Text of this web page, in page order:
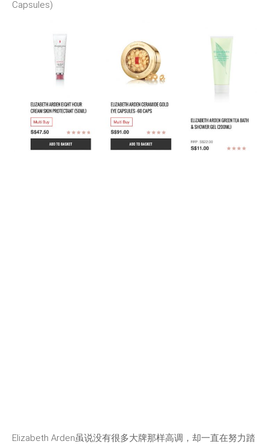
Capsules)
Elizabeth Arden虽说没有很多大牌那样高调，却一直在努力踏